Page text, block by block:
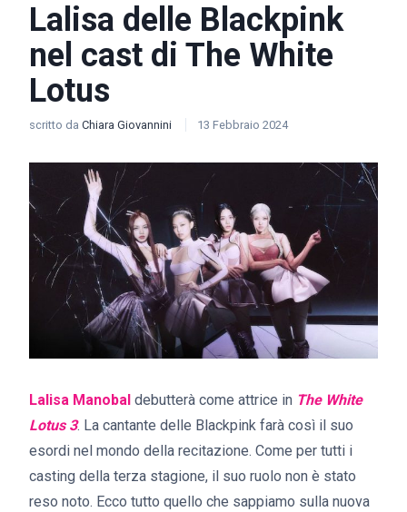
Lalisa delle Blackpink
nel cast di The White
Lotus
scritto da Chiara Giovannini 13 Febbraio 2024
Lalisa Manobal debutterà come attrice in The White
Lotus 3. La cantante delle Blackpink farà così il suo
esordi nel mondo della recitazione. Come per tutti i
casting della terza stagione, il suo ruolo non è stato
reso noto. Ecco tutto quello che sappiamo sulla nuova